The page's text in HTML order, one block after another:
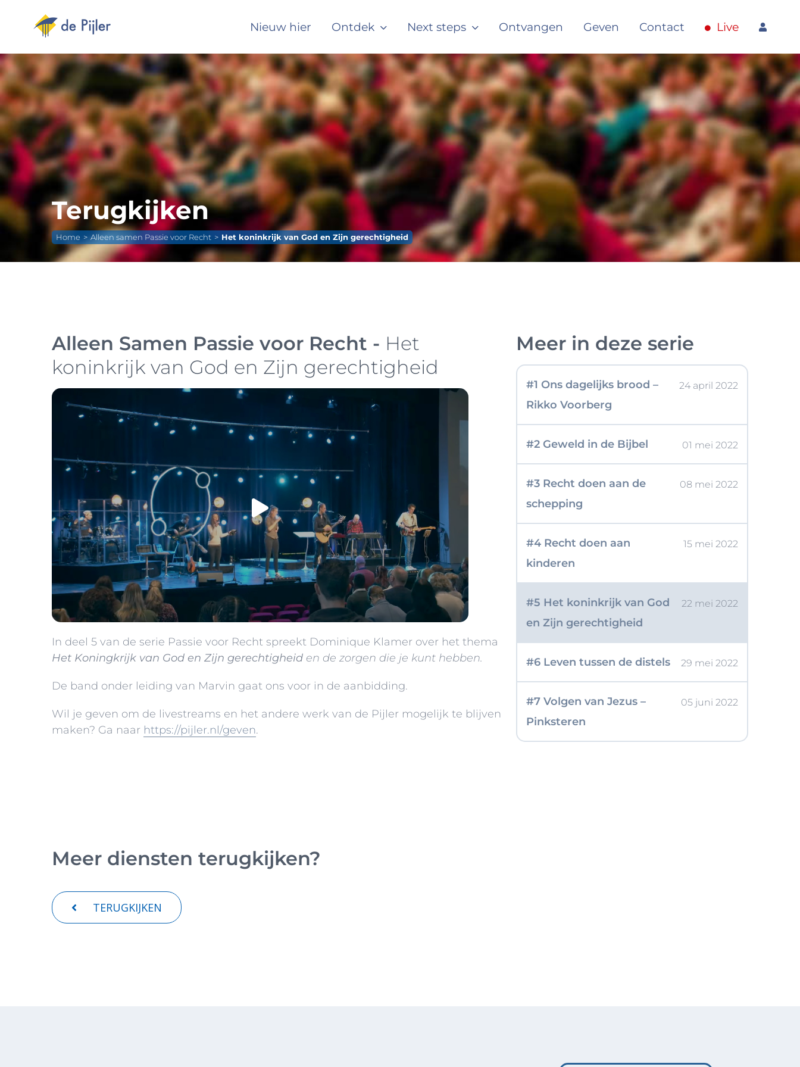
Nieuw hier Ontdek Next steps Ontvangen Geven Contact Live
Terugkijken
Home Alleen samen Passie voor Recht Het koninkrijk van God en Zijn gerechtigheid
Alleen Samen Passie voor Recht - Het
koninkrijk van God en Zijn gerechtigheid
In deel 5 van de serie Passie voor Recht spreekt Dominique Klamer over het thema
Het Koningkrijk van God en Zijn gerechtigheid en de zorgen die je kunt hebben.
De band onder leiding van Marvin gaat ons voor in de aanbidding.
Wil je geven om de livestreams en het andere werk van de Pijler mogelijk te blijven
maken? Ga naar https://pijler.nl/geven.
Meer in deze serie
#1 Ons dagelijks brood –
Rikko Voorberg
24 april 2022
#2 Geweld in de Bijbel 01 mei 2022
#3 Recht doen aan de
schepping
08 mei 2022
#4 Recht doen aan
kinderen
15 mei 2022
#5 Het koninkrijk van God
en Zijn gerechtigheid
22 mei 2022
#6 Leven tussen de distels 29 mei 2022
#7 Volgen van Jezus –
Pinksteren
05 juni 2022
Meer diensten terugkijken?
TERUGKIJKEN